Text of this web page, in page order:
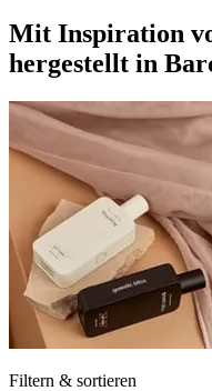
Mit Inspiration
hergestellt in
Filtern & sortieren